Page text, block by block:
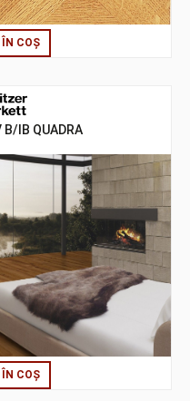
ÎN COȘ
B/IB QUADRA
ÎN COȘ